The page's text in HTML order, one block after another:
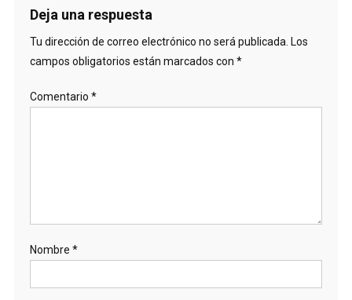
Deja una respuesta
Tu dirección de correo electrónico no será publicada. Los
campos obligatorios están marcados con *
Comentario *
Nombre *